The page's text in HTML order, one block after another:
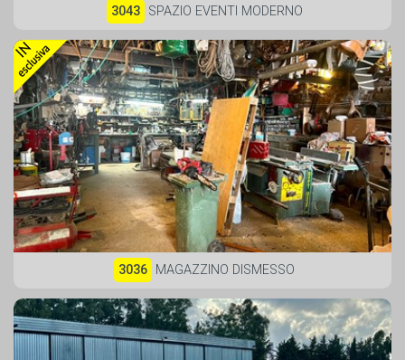
3043 SPAZIO EVENTI MODERNO
3036 MAGAZZINO DISMESSO